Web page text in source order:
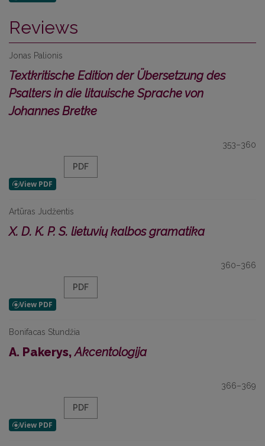
Reviews
Jonas Palionis
Textkritische Edition der Übersetzung des
Psalters in die litauische Sprache von
Johannes Bretke
353–360
PDF
Artūras Judžentis
X. D. K. P. S. lietuvių kalbos gramatika
360–366
PDF
Bonifacas Stundžia
A. Pakerys,Akcentologija
366–369
PDF